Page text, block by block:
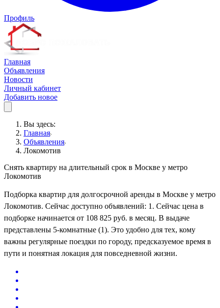
Профиль
Главная
Объявления
Новости
Личный кабинет
Добавить новое
Вы здесь:
Главная
Объявления
Локомотив
Снять квартиру на длительный срок в Москве у метро
Локомотив
Подборка квартир для долгосрочной аренды в Москве у метро
Локомотив. Сейчас доступно объявлений: 1. Сейчас цена в
подборке начинается от 108 825 руб. в месяц. В выдаче
представлены 5-комнатные (1). Это удобно для тех, кому
важны регулярные поездки по городу, предсказуемое время в
пути и понятная локация для повседневной жизни.